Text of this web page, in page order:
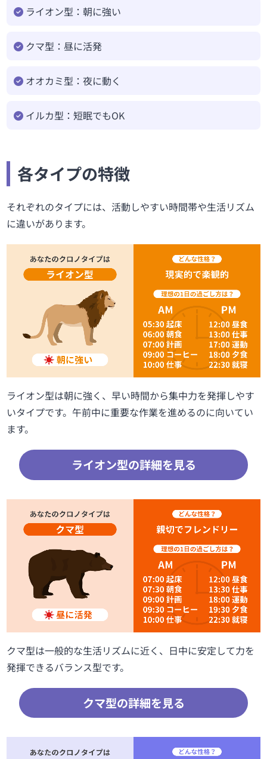
ライオン型：朝に強い
クマ型：昼に活発
オオカミ型：夜に動く
イルカ型：短眠でもOK
各タイプの特徴
それぞれのタイプには、活動しやすい時間帯や生活リズム
に違いがあります。
ライオン型は朝に強く、早い時間から集中力を発揮しやす
いタイプです。午前中に重要な作業を進めるのに向いてい
ます。
ライオン型の詳細を見る
クマ型は一般的な生活リズムに近く、日中に安定して力を
発揮できるバランス型です。
クマ型の詳細を見る